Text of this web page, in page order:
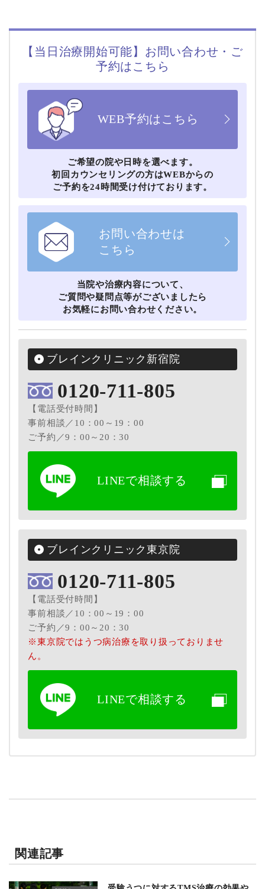
【当日治療開始可能】お問い合わせ・ご
予約はこちら
WEB予約はこちら
ご希望の院や⽇時を選べます。
初回カウンセリングの⽅はWEBからの
ご予約を24時間受け付けております。
お問い合わせは
こちら
当院や治療内容について、
ご質問や疑問点等がございましたら
お気軽にお問い合わせください。
ブレインクリニック新宿院
0120-711-805
【電話受付時間】
事前相談／10：00～19：00
ご予約／9：00～20：30
LINEで相談する
ブレインクリニック東京院
0120-711-805
【電話受付時間】
事前相談／10：00～19：00
ご予約／9：00～20：30
※東京院ではうつ病治療を取り扱っておりませ
ん。
LINEで相談する
関連記事